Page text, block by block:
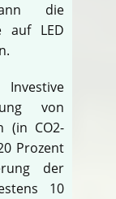
die
auf LED
von
(in CO2-
Prozent
der
10